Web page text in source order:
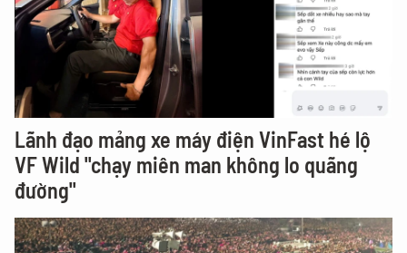
Lãnh đạo mảng xe máy điện VinFast hé lộ
VF Wild "chạy miên man không lo quãng
đường"